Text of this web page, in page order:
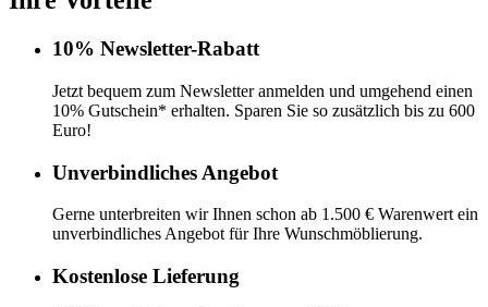
10% Newsletter-Rabatt
Jetzt bequem zum Newsletter anmelden und umgehend einen
10% Gutschein* erhalten. Sparen Sie so zusätzlich bis zu 600
Euro!
Unverbindliches Angebot
Gerne unterbreiten wir Ihnen schon ab 1.500 € Warenwert ein
unverbindliches Angebot für Ihre Wunschmöblierung.
Kostenlose Lieferung